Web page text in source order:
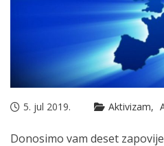
5. jul 2019. Aktivizam
Donosimo vam deset